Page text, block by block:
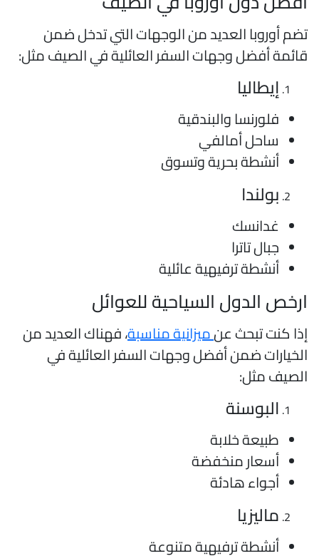
أوروبا العديد من الوجهات التي تدخل ضمن
أفضل وجهات السفر العائلية في الصيف مثل:
إيطاليا
فلورنسا والبندقية
ساحل أمالفي
أنشطة بحرية وتسوق
بولندا
غدانسك
جبال تاترا
أنشطة ترفيهية عائلية
الدول السياحية للعوائل
كنت تبحث عنميزانية مناسبة، فهناك العديد من
ضمن أفضل وجهات السفر العائلية في
مثل:
البوسنة
طبيعة خلابة
أسعار منخفضة
أجواء هادئة
ماليزيا
أنشطة ترفيهية متنوعة